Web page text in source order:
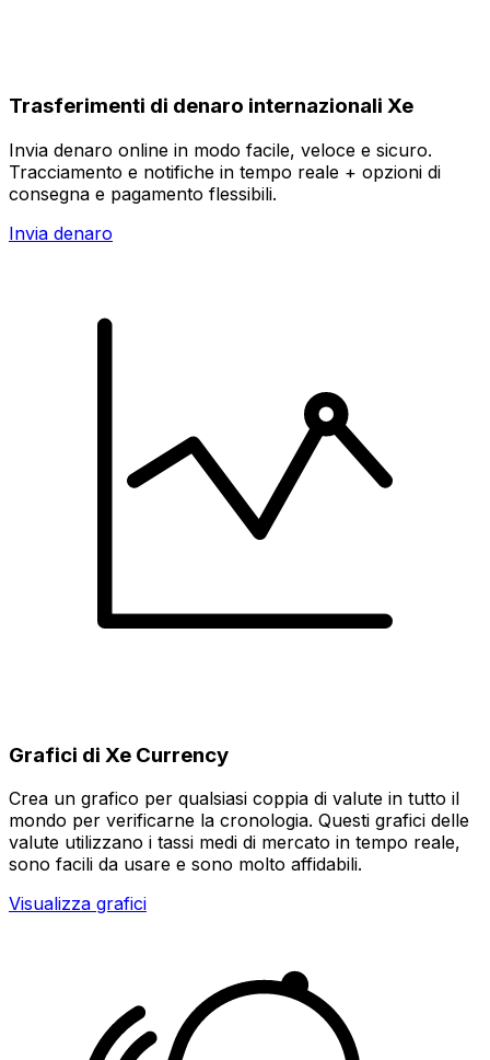
Trasferimenti di denaro internazionali Xe
Invia denaro online in modo facile, veloce e sicuro.
Tracciamento e notifiche in tempo reale + opzioni di
consegna e pagamento flessibili.
Invia denaro
Grafici di Xe Currency
Crea un grafico per qualsiasi coppia di valute in tutto il
mondo per verificarne la cronologia. Questi grafici delle
valute utilizzano i tassi medi di mercato in tempo reale,
sono facili da usare e sono molto affidabili.
Visualizza grafici